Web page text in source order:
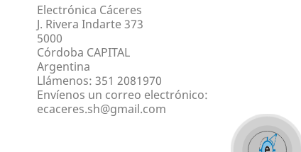
Electrónica Cáceres
J. Rivera Indarte 373
5000
Córdoba CAPITAL
Argentina
Llámenos: 351 2081970
Envíenos un correo electrónico:
ecaceres.sh@gmail.com